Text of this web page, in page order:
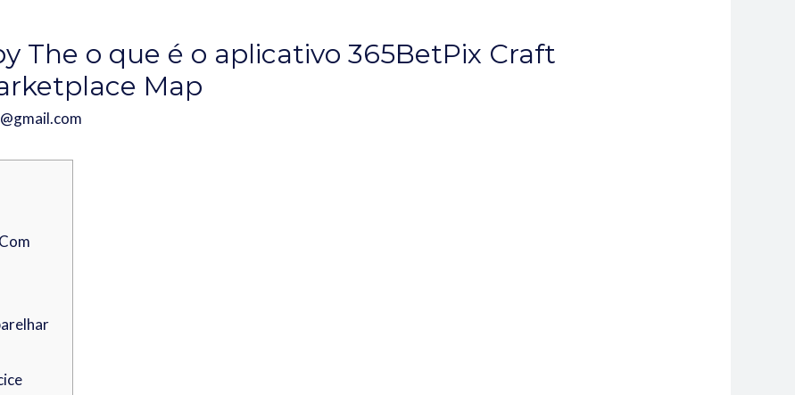
The o que é o aplicativo 365BetPix Craft
Map